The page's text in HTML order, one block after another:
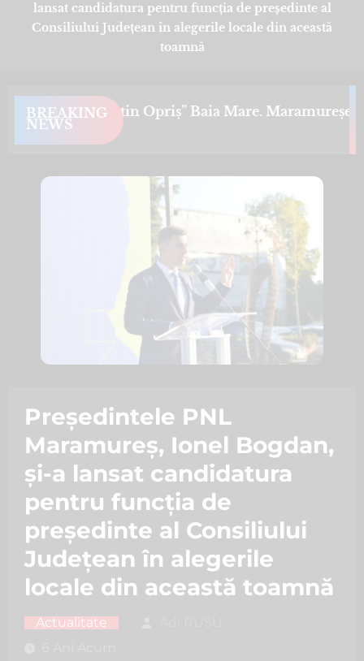
lansat candidatura pentru funcția de președinte al
Consiliului Județean în alegerile locale din această
toamnă
BREAKING
NEWS
„Dr. Constantin Opriș” Baia Mare.
Președintele PNL
Maramureș, Ionel Bogdan,
și-a lansat candidatura
pentru funcția de
președinte al Consiliului
Județean în alegerile
locale din această toamnă
Actualitate